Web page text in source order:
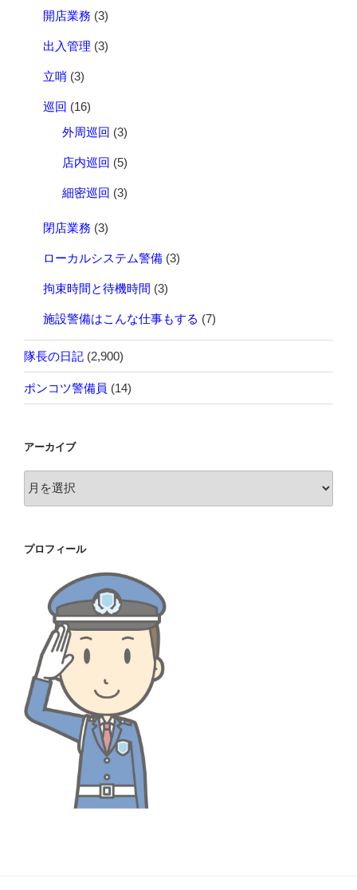
開店業務 (3)
出入管理 (3)
立哨 (3)
巡回 (16)
外周巡回 (3)
店内巡回 (5)
細密巡回 (3)
閉店業務 (3)
ローカルシステム警備 (3)
拘束時間と待機時間 (3)
施設警備はこんな仕事もする (7)
隊長の日記 (2,900)
ポンコツ警備員 (14)
アーカイブ
ー
ブ
プロフィール